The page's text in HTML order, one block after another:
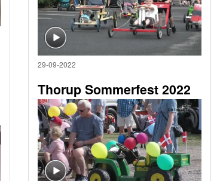
29-09-2022
Thorup Sommerfest 2022